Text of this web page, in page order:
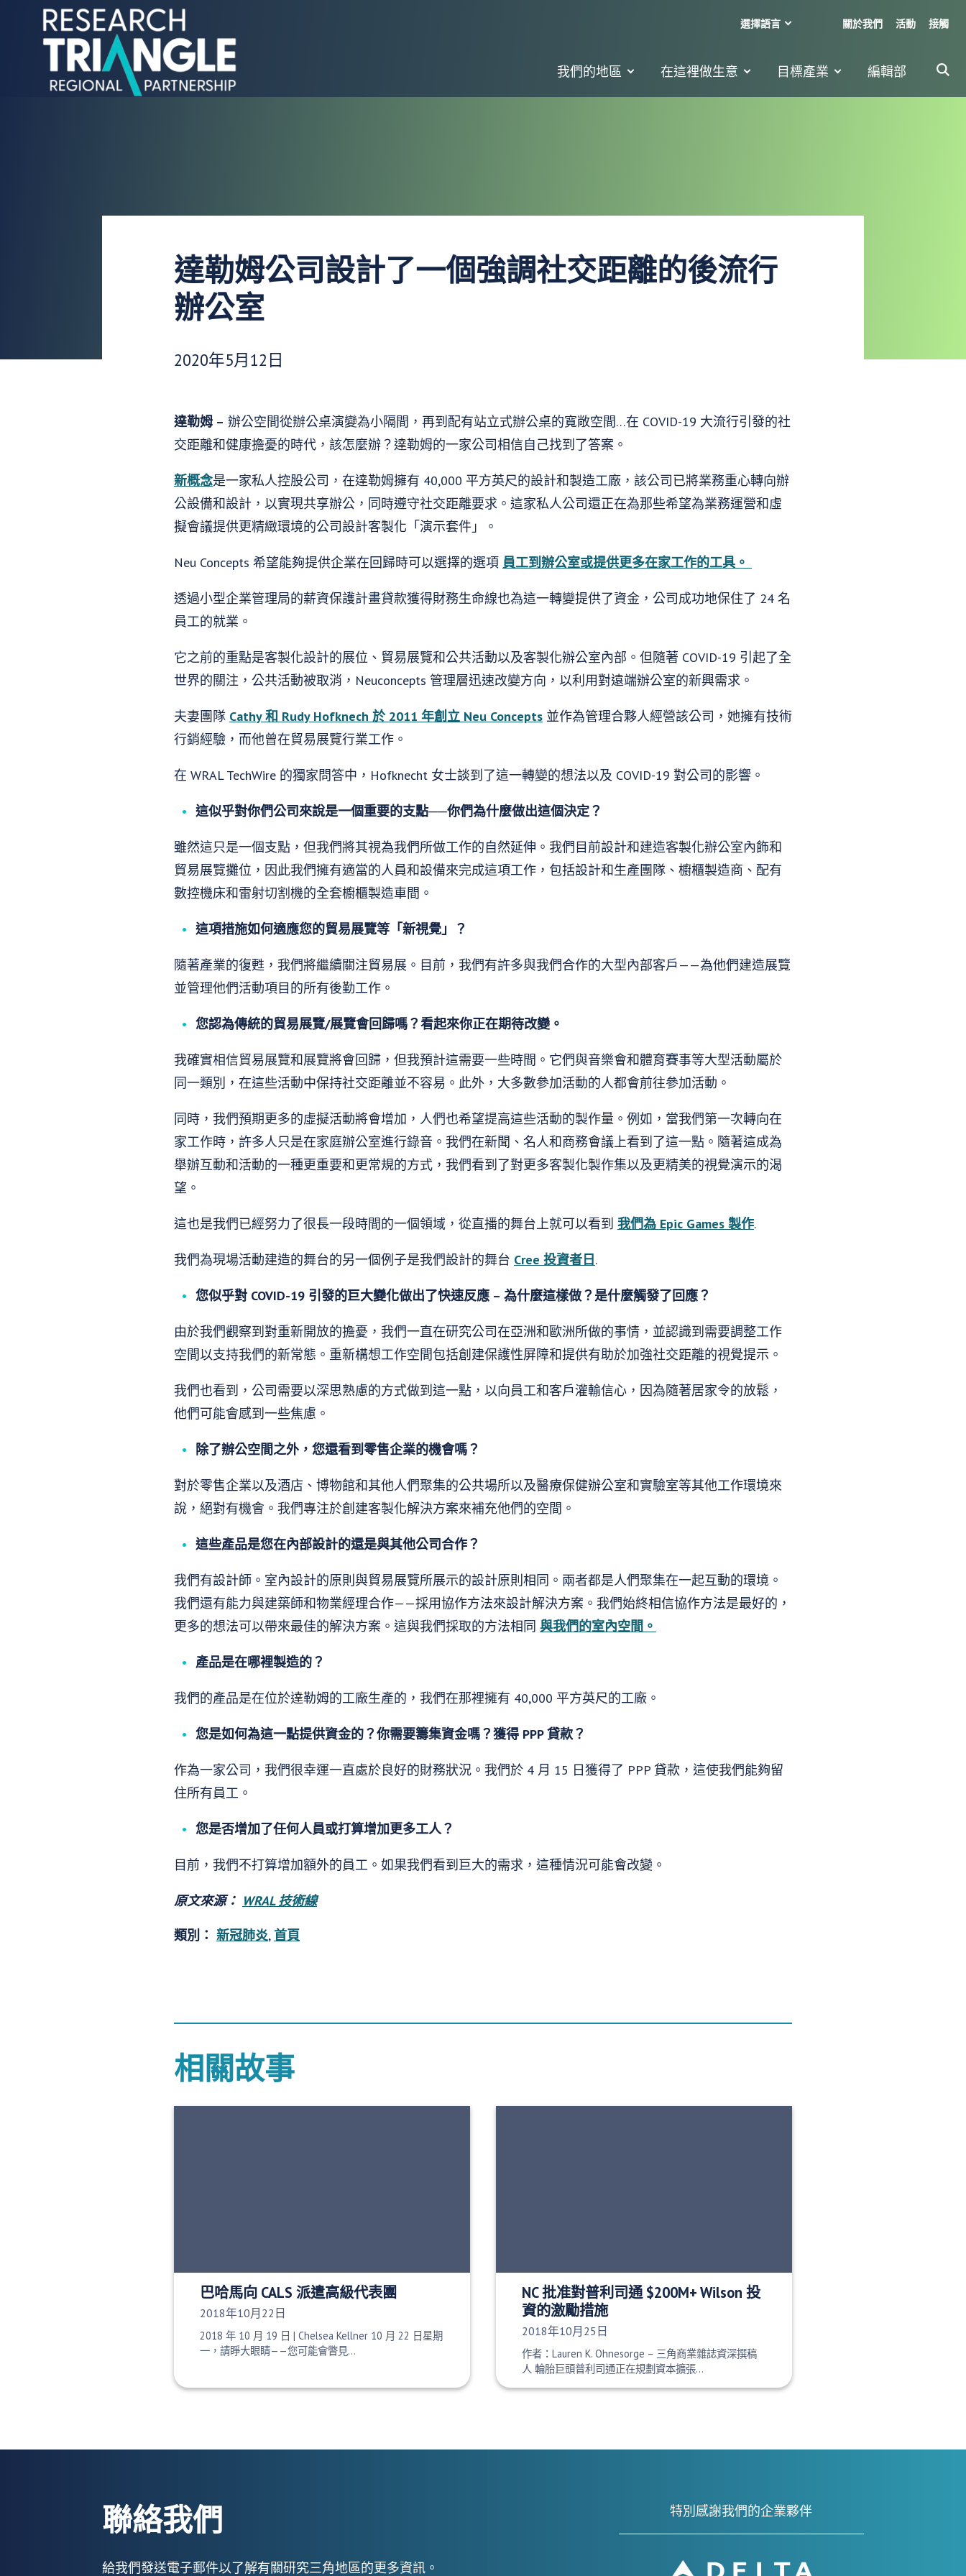
跳至內容
我們的地區 在這裡做生意 目標產業 編輯部
關於我們 活動 接觸
選擇語言
達勒姆公司設計了一個強調社交距離的後流行
辦公室
發布日期：
2020年5月12日
達勒姆 – 辦公空間從辦公桌演變為小隔間，再到配有站立式辦公桌的寬敞空間…在 COVID-19 大流行引發的社
交距離和健康擔憂的時代，該怎麼辦？達勒姆的一家公司相信自己找到了答案。
新概念是一家私人控股公司，在達勒姆擁有 40,000 平方英尺的設計和製造工廠，該公司已將業務重心轉向辦
公設備和設計，以實現共享辦公，同時遵守社交距離要求。這家私人公司還正在為那些希望為業務運營和虛
擬會議提供更精緻環境的公司設計客製化「演示套件」。
Neu Concepts 希望能夠提供企業在回歸時可以選擇的選項 員工到辦公室或提供更多在家工作的工具。
透過小型企業管理局的薪資保護計畫貸款獲得財務生命線也為這一轉變提供了資金，公司成功地保住了 24 名
員工的就業。
它之前的重點是客製化設計的展位、貿易展覽和公共活動以及客製化辦公室內部。但隨著 COVID-19 引起了全
世界的關注，公共活動被取消，Neuconcepts 管理層迅速改變方向，以利用對遠端辦公室的新興需求。
夫妻團隊 Cathy 和 Rudy Hofknech 於 2011 年創立 Neu Concepts 並作為管理合夥人經營該公司，她擁有技術
行銷經驗，而他曾在貿易展覽行業工作。
在 WRAL TechWire 的獨家問答中，Hofknecht 女士談到了這一轉變的想法以及 COVID-19 對公司的影響。
這似乎對你們公司來說是一個重要的支點──你們為什麼做出這個決定？
雖然這只是一個支點，但我們將其視為我們所做工作的自然延伸。我們目前設計和建造客製化辦公室內飾和
貿易展覽攤位，因此我們擁有適當的人員和設備來完成這項工作，包括設計和生產團隊、櫥櫃製造商、配有
數控機床和雷射切割機的全套櫥櫃製造車間。
這項措施如何適應您的貿易展覽等「新視覺」？
隨著產業的復甦，我們將繼續關注貿易展。目前，我們有許多與我們合作的大型內部客戶——為他們建造展覽
並管理他們活動項目的所有後勤工作。
您認為傳統的貿易展覽/展覽會回歸嗎？看起來你正在期待改變。
我確實相信貿易展覽和展覽將會回歸，但我預計這需要一些時間。它們與音樂會和體育賽事等大型活動屬於
同一類別，在這些活動中保持社交距離並不容易。此外，大多數參加活動的人都會前往參加活動。
同時，我們預期更多的虛擬活動將會增加，人們也希望提高這些活動的製作量。例如，當我們第一次轉向在
家工作時，許多人只是在家庭辦公室進行錄音。我們在新聞、名人和商務會議上看到了這一點。隨著這成為
舉辦互動和活動的一種更重要和更常規的方式，我們看到了對更多客製化製作集以及更精美的視覺演示的渴
望。
這也是我們已經努力了很長一段時間的一個領域，從直播的舞台上就可以看到 我們為 Epic Games 製作.
我們為現場活動建造的舞台的另一個例子是我們設計的舞台 Cree 投資者日 .
您似乎對 COVID-19 引發的巨大變化做出了快速反應 – 為什麼這樣做？是什麼觸發了回應？
由於我們觀察到對重新開放的擔憂，我們一直在研究公司在亞洲和歐洲所做的事情，並認識到需要調整工作
空間以支持我們的新常態。重新構想工作空間包括創建保護性屏障和提供有助於加強社交距離的視覺提示。
我們也看到，公司需要以深思熟慮的方式做到這一點，以向員工和客戶灌輸信心，因為隨著居家令的放鬆，
他們可能會感到一些焦慮。
除了辦公空間之外，您還看到零售企業的機會嗎？
對於零售企業以及酒店、博物館和其他人們聚集的公共場所以及醫療保健辦公室和實驗室等其他工作環境來
說，絕對有機會。我們專注於創建客製化解決方案來補充他們的空間。
這些產品是您在內部設計的還是與其他公司合作？
我們有設計師。室內設計的原則與貿易展覽所展示的設計原則相同。兩者都是人們聚集在一起互動的環境。
我們還有能力與建築師和物業經理合作——採用協作方法來設計解決方案。我們始終相信協作方法是最好的，
更多的想法可以帶來最佳的解決方案。這與我們採取的方法相同 與我們的室內空間。
產品是在哪裡製造的？
我們的產品是在位於達勒姆的工廠生產的，我們在那裡擁有 40,000 平方英尺的工廠。
您是如何為這一點提供資金的？你需要籌集資金嗎？獲得 PPP 貸款？
作為一家公司，我們很幸運一直處於良好的財務狀況。我們於 4 月 15 日獲得了 PPP 貸款，這使我們能夠留
住所有員工。
您是否增加了任何人員或打算增加更多工人？
目前，我們不打算增加額外的員工。如果我們看到巨大的需求，這種情況可能會改變。
原文來源： WRAL 技術線
類別： 新冠肺炎, 首頁
相關故事
巴哈馬向 CALS 派遣高級代表團
發布日期：
2018年10月22日
2018 年 10 月 19 日 | Chelsea Kellner 10 月 22 日星期
一，請睜大眼睛——您可能會瞥見…
NC 批准對普利司通 $200M+ Wilson 投
資的激勵措施
發布日期：
2018年10月25日
作者：Lauren K. Ohnesorge – 三角商業雜誌資深撰稿
人 輪胎巨頭普利司通正在規劃資本擴張…
聯絡我們
給我們發送電子郵件以了解有關研究三角地區的更多資訊。
特別感謝我們的企業夥伴